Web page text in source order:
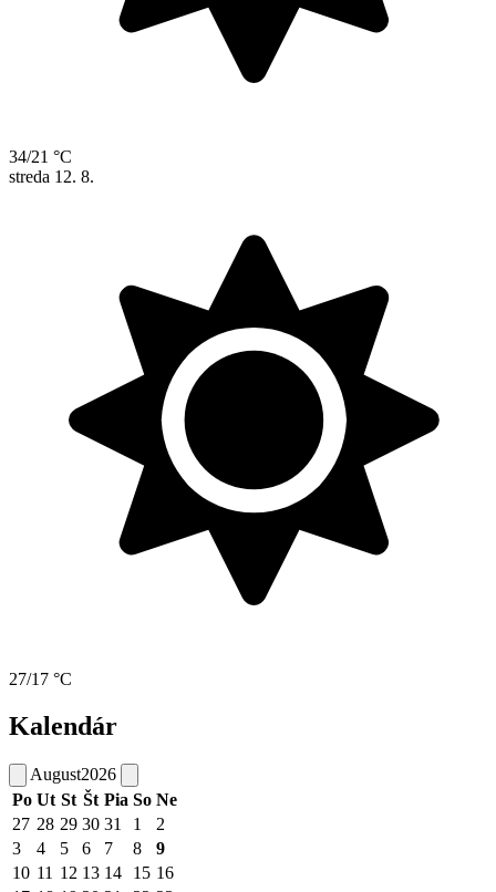
34/21 °C
streda 12. 8.
27/17 °C
Kalendár
August2026
Po Ut St Št Pia So Ne
27 28 29 30 31 1
2
3
4 5 6 7 8
9
10 11 12 13 14 15 16